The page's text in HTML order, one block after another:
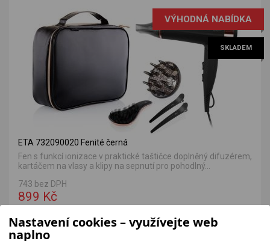
VÝHODNÁ NABÍDKA
SKLADEM
ETA 732090020 Fenité černá
Fen s funkcí ionizace v praktické taštičce doplněný difuzérem,
kartáčem na vlasy a klipy na sepnutí pro pohodlný...
743 bez DPH
899 Kč
Nastavení cookies – využívejte web
naplno